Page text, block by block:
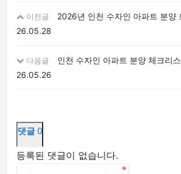
이전글
2026년 인천 수자인 아파트 분양
26.05.28
다음글
인천 수자인 아파트 분양 체크리
26.05.26
댓글 0
등록된 댓글이 없습니다.